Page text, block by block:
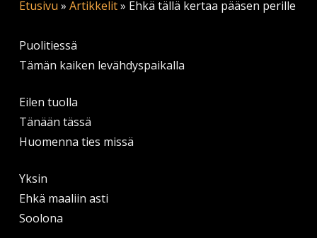
Etusivu » Artikkelit» Ehkä tällä kertaa pääsen perille
Puolitiessä
Tämän kaiken levähdyspaikalla
Eilen tuolla
Tänään tässä
Huomenna ties missä
Yksin
Ehkä maaliin asti
Soolona